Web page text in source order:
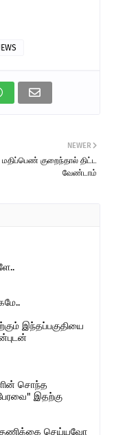
NEWER
மதிப்பெண் குறைந்தால் திட்ட
வேண்டாம்
இந்தப்பகுதியை
சொந்த
இதற்கு
தணிக்கை செய்யவோ